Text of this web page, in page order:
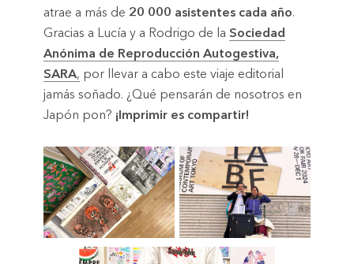
atrae a más de 20 000 asistentes cada año.
Gracias a Lucía y a Rodrigo de la Sociedad
Anónima de Reproducción Autogestiva,
SARA, por llevar a cabo este viaje editorial
jamás soñado. ¿Qué pensarán de nosotros en
Japón pon? ¡Imprimir es compartir!